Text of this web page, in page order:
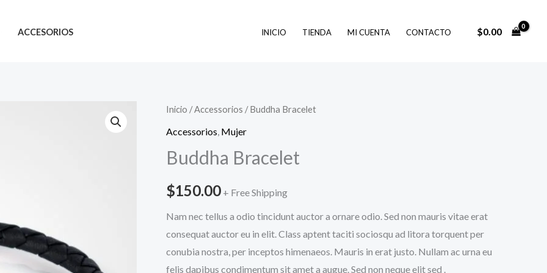
ACCESORIOS INICIO TIENDA MI CUENTA CONTACTO $0.00
Inicio /Accessorios / Buddha Bracelet
Accessorios Mujer
Buddha Bracelet
$150.00 + Free Shipping
Nam nec tellus a odio tincidunt auctor a ornare odio. Sed non mauris vitae erat
consequat auctor eu in elit. Class aptent taciti sociosqu ad litora torquent per
conubia nostra, per inceptos himenaeos. Mauris in erat justo. Nullam ac urna eu
felis dapibus condimentum sit amet a augue. Sed non neque elit sed .
Buddha
Bracelet